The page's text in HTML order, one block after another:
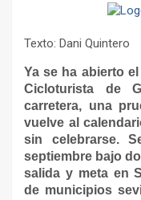
Texto: Dani Quintero
Ya se ha abierto
Cicloturista de
carretera, una
vuelve al
sin celebrarse.
septiembre bajo
salida y meta en
de municipios